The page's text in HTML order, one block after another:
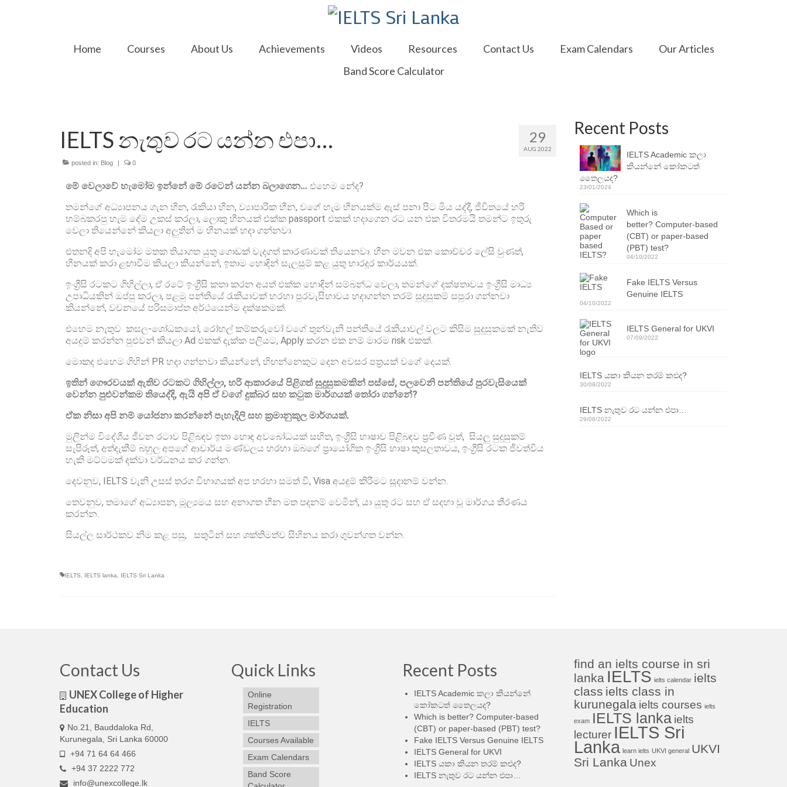
Home Courses About Us Achievements Videos Resources Contact Us Exam Calendars
Our Articles
Band Score Calculator
29
AUG 2022
IELTS නැතුව රට යන්න එපා…
posted in: Blog | 0
මේ වෙලාවේ හැමෝම ඉන්නේ මේ රටෙන් යන්න බලාගෙන… එහෙම නේද?
තමන්ගේ අධ්‍යාපනය ගැන හීන, රැකියා හීන, ව්‍යාපාරික හීන, වගේ හැම හීනයක්ම ඇස් පනා පිට මිය යද්දී, ජීවිතයේ හරි
හම්බකරපු හැම දේම උකස් කරලා, ලොකු හීනයක් එක්ක passport එකක් හදාගෙන රට යන එක විතරමයි තමන්ට ඉතුරු
වෙලා තියෙන්නේ කියලා අලුතින් ම හීනයක් හදා ගන්නවා.
එතනදි අපි හැමෝම මතක තියාගත යුතු ගොඩක් වැදගත් කාරණාවක් තියෙනවා. හීන මවන එක කොච්චර ලේසි වුණත්,
හීනයක් කරා ළඟාවීම කියලා කියන්නේ, ඉතාම හොඳින් සැලසුම් කළ යුතු භාරදූර කාර්යයක්.
ඉංග්‍රීසි රටකට ගිහිල්ලා, ඒ රටේ ඉංග්‍රීසි කතා කරන අයත් එක්ක හොඳින් සම්බන්ධ වෙලා, තමන්ගේ දක්ෂතාවය ඉංග්‍රීසි මාධ්‍ය
උපාධියකින් ඔප්පු කරලා, පළමු පන්තියේ රැකියාවක් හරහා පුරවැසිභාවය හදාගන්න තරම් සුදුසුකම් සපුරා ගන්නවා
කියන්නේ, වචනයේ පරිසමාප්ත අර්ථයෙන්ම දක්ෂකමක්.
එහෙම නැතුව කසල-ශෝධකයෝ, රෝහල් කම්කරුවෝ වගේ තුන්වැනි පන්තියේ රැකියාවල් වලට කිසිම සුදුසුකමක් නැතිව
අයදුම් කරන්න පුළුවන් කියලා Ad එකක් දැක්ක පලියට, Apply කරන එක නම් මාරම risk එකක්.
මොකද එහෙම ගිහින් PR හදා ගන්නවා කියන්නේ, හිඟන්නෙකුට දෙන අවසර පත්‍රයක් වගේ දෙයක්.
ඉතින් ගෞරවයක් ඇතිව රටකට ගිහිල්ලා, හරි ආකාරයේ පිළිගත් සුදුසුකමකින් පස්සේ, පලවෙනි පන්තියේ පුරවැසියෙක්
වෙන්න පුළුවන්කම තියෙද්දි, ඇයි අපි ඒ වගේ දුක්බර සහ කටුක මාර්ගයක් තෝරා ගන්නේ?
ඒක නිසා අපි නම් යෝජනා කරන්නේ පැහැදිලි සහ ක්‍රමානුකූල මාර්ගයක්.
මුලින්ම විදේශීය ජීවන රටාව පිළිබඳව ඉතා හොඳ අවබෝධයක් සහිත, ඉංග්‍රීසි භාෂාව පිළිබඳව ප්‍රවීණ වූත්, සියලු සුදුසුකම්
සැපිරූත්, අත්දැකීම් බහුල අපගේ ආචාර්ය මණ්ඩලය හරහා ඔබගේ ප්‍රායෝගික ඉංග්‍රීසි භාෂා කුසලතාවය, ඉංග්‍රීසි රටක ජීවත්විය
හැකි මට්ටමක් දක්වා වර්ධනය කර ගන්න.
දෙවනුව, IELTS වැනි උසස් තරග විභාගයක් අප හරහා සමත් වී, Visa අයදුම් කිරීමට සූදානම් වන්න.
තෙවනුව, තමාගේ අධ්‍යාපන, මූල්‍යමය සහ අනාගත හීන මත පදනම් වෙමින්, යා යුතු රට සහ ඒ සදහා වූ මාර්ගය තීරණය
කරන්න.
සියල්ල සාර්ථකව නිම කළ පසු, සතුටින් සහ ශක්තිමත්ව සිහිනය කරා ගුවන්ගත වන්න.
IELTS IELTS lanka IELTS Sri Lanka
Recent Posts
IELTS Academic කලා
කියන්නේ කෝකටත්
තෛලයද?
23/01/2024
Which is
better? Computer-based
(CBT) or paper-based
(PBT) test?
04/10/2022
Fake IELTS Versus
Genuine IELTS
04/10/2022
IELTS General for UKVI
07/09/2022
IELTS යකා කියන තරම් කළුද?
30/08/2022
IELTS නැතුව රට යන්න එපා…
29/08/2022
Contact Us
UNEX College of Higher
Education
No.21, Bauddaloka Rd,
Kurunegala, Sri Lanka 60000
+94 71 64 64 466
+94 37 2222 772
info@unexcollege.lk
Quick Links
Online
Registration
IELTS
Courses Available
Exam Calendars
Band Score
Recent Posts
IELTS Academic කලා කියන්නේ
කෝකටත් තෛලයද?
Which is better? Computer-based
(CBT) or paper-based (PBT) test?
Fake IELTS Versus Genuine IELTS
IELTS General for UKVI
IELTS යකා කියන තරම් කළුද?
IELTS නැතුව රට යන්න එපා…
find an ielts course in sri
lanka IELTS ielts calendar ielts
class ielts class in
kurunegala ielts courses ielts
exam IELTS lanka ielts
lecturer IELTS Sri
Lanka learn ielts UKVI general UKVI
Sri Lanka Unex